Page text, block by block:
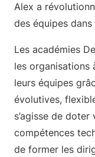
Alex a
des équipes
Les académies
les organisations
leurs équipes
évolutives,
s’agisse de
compétences
de former les